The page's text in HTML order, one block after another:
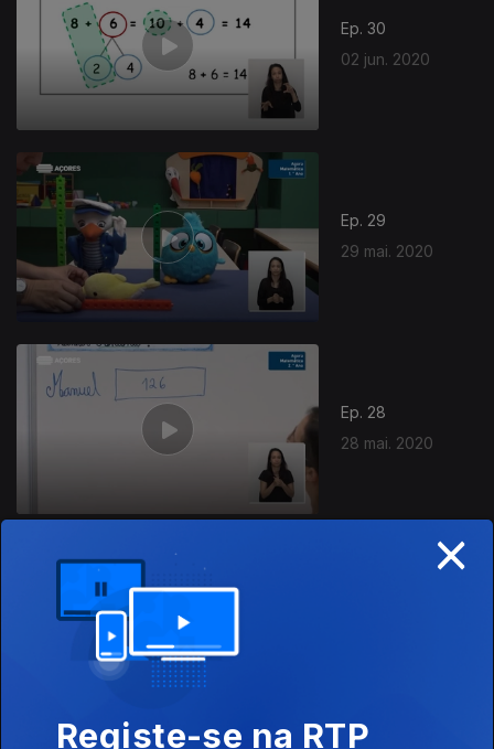
Ep. 30
02 jun. 2020
Ep. 29
29 mai. 2020
Ep. 28
28 mai. 2020
×
Registe-se na RTP